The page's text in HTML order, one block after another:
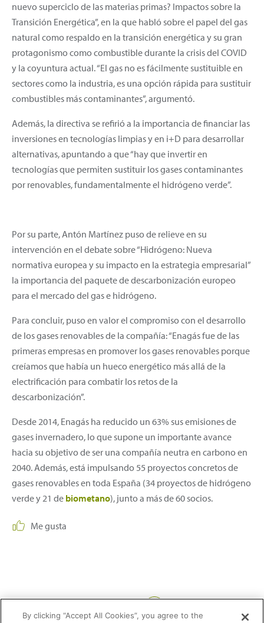
nuevo superciclo de las materias primas? Impactos sobre la
Transición Energética”, en la que habló sobre el papel del gas
natural como respaldo en la transición energética y su gran
protagonismo como combustible durante la crisis del COVID
y la coyuntura actual. “El gas no es fácilmente sustituible en
sectores como la industria, es una opción rápida para sustituir
combustibles más contaminantes”, argumentó.
Además, la directiva se refirió a la importancia de financiar las
inversiones en tecnologías limpias y en i+D para desarrollar
alternativas, apuntando a que “hay que invertir en
tecnologías que permiten sustituir los gases contaminantes
por renovables, fundamentalmente el hidrógeno verde”.
Por su parte, Antón Martínez puso de relieve en su
intervención en el debate sobre “Hidrógeno: Nueva
normativa europea y su impacto en la estrategia empresarial”
la importancia del paquete de descarbonización europeo
para el mercado del gas e hidrógeno.
Para concluir, puso en valor el compromiso con el desarrollo
de los gases renovables de la compañía: “Enagás fue de las
primeras empresas en promover los gases renovables porque
creíamos que había un hueco energético más allá de la
electrificación para combatir los retos de la
descarbonización”.
Desde 2014, Enagás ha reducido un 63% sus emisiones de
gases invernadero, lo que supone un importante avance
hacia su objetivo de ser una compañía neutra en carbono en
2040. Además, está impulsando 55 proyectos concretos de
gases renovables en toda España (34 proyectos de hidrógeno
verde y 21 de biometano), junto a más de 60 socios.
Me gusta
By clicking “Accept All Cookies”, you agree to the